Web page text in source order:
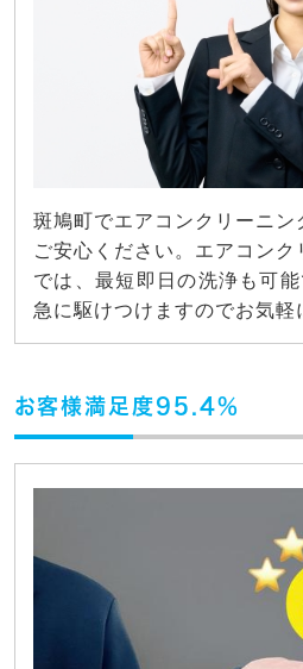
斑鳩町でエアコンクリーニン
ご安心ください。エアコン
では、最短即日の洗浄も可
急に駆けつけますのでお気軽
お客様満足度95.4%